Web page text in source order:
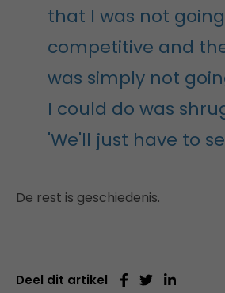
that I was not
competitive and
was simply not
I could do was
'We'll just have to
De rest is geschiedenis.
Deel dit artikel